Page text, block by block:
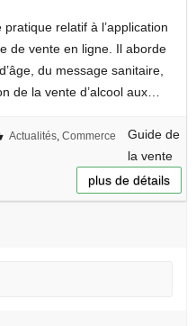
relatif à l’application
de vente en ligne. Il aborde
du message sanitaire,
de la vente d’alcool aux…
Actualités, Commerce
Guide de
la vente
plus de détails